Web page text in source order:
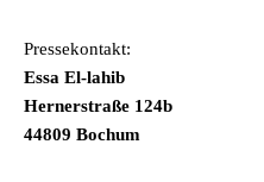
Pressekontakt:
Essa El-lahib
Hernerstraße 124b
44809 Bochum